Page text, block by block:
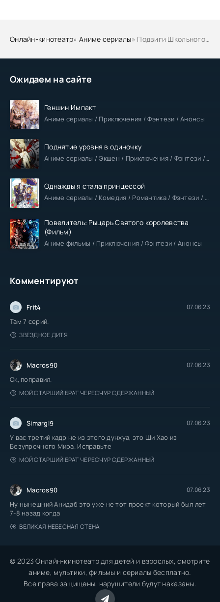
Ожидаем на сайте
Геншин Импакт
Аниме сериалы / Приключения / Фэнтези / Анонсы
Поднятие уровня в одиночку
Аниме сериалы / Экшен / Приключения / Фэнтези / Анонсы
Однажды я стала принцессой
Аниме сериалы / Комедия / Романтика / Фэнтези / Анонсы
Повелитель: Рыцарь Святого королевства
(Фильм)
Аниме фильмы / Приключения / Фэнтези / Анонсы
Комментируют
Frit4 07.06.23
Там 7 серий.
ЗВЁЗДНОЕ ДИТЯ
Macros90 07.06.23
Ок, поправил.
МОЙ СТАРШИЙ БРАТ ЧЕРЕСЧУР СДЕРЖАННЫЙ
Simargl9 07.06.23
У вас третий кадр не из этого дунхуа, это Ши Хао из
Безупречного Мира. Исправьте
МОЙ СТАРШИЙ БРАТ ЧЕРЕСЧУР СДЕРЖАННЫЙ
Macros90 07.06.23
Ну нынешний Анидаб это уже не тот проект который был лет
7-8 назад когда
ВЕЛИКАЯ НЕБЕСНАЯ СТЕНА
Онлайн-кинотеатр»Аниме сериалы» Подвиги Школьного совета Lv.2
© 2023 Онлайн-кинотеатр для детей и взрослых, смотрите
аниме, мультики, фильмы и сериалы бесплатно.
Все права защищены, нарушители будут наказаны.